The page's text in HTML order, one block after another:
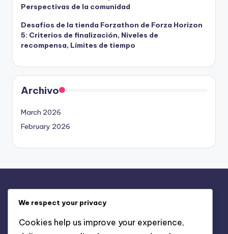
Perspectivas de la comunidad
Desafíos de la tienda Forzathon de Forza Horizon
5: Criterios de finalización, Niveles de
recompensa, Límites de tiempo
Archivo
March 2026
February 2026
Comunícate
We respect your privacy
Cookies help us improve your experience,